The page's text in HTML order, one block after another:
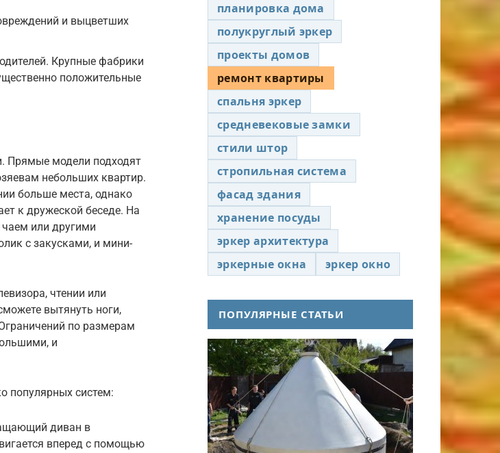
и выцветших
Крупные фабрики
положительные
Прямые модели подходят
небольших квартир.
больше места, однако
к дружеской беседе. На
или другими
с закусками, и мини-
чтении или
вытянуть ноги,
по размерам
и
популярных систем:
диван в
вперед с помощью
планировка дома
полукруглый эркер
проекты домов
ремонт квартиры
спальня эркер
средневековые замки
стили штор
стропильная система
фасад здания
хранение посуды
эркер архитектура
эркерные окна
эркер окно
ПОПУЛЯРНЫЕ СТАТЬИ